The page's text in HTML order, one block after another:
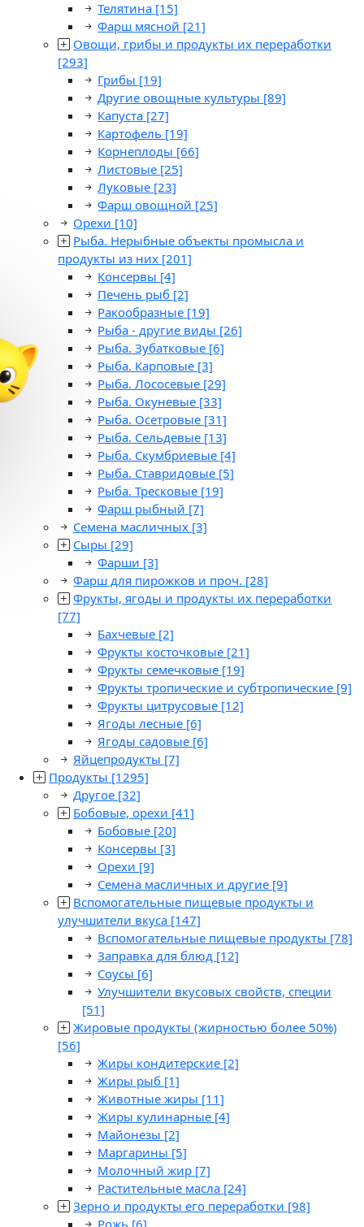
Телятина [15]
Фарш мясной [21]
Овощи, грибы и продукты их переработки
[293]
Грибы [19]
Другие овощные культуры [89]
Капуста [27]
Картофель [19]
Корнеплоды [66]
Листовые [25]
Луковые [23]
Фарш овощной [25]
Орехи [10]
Рыба. Нерыбные объекты промысла и
продукты из них [201]
Консервы [4]
Печень рыб [2]
Ракообразные [19]
Рыба - другие виды [26]
Рыба. Зубатковые [6]
Рыба. Карповые [3]
Рыба. Лососевые [29]
Рыба. Окуневые [33]
Рыба. Осетровые [31]
Рыба. Сельдевые [13]
Рыба. Скумбриевые [4]
Рыба. Ставридовые [5]
Рыба. Тресковые [19]
Фарш рыбный [7]
Семена масличных [3]
Сыры [29]
Фарши [3]
Фарш для пирожков и проч. [28]
Фрукты, ягоды и продукты их переработки
[77]
Бахчевые [2]
Фрукты косточковые [21]
Фрукты семечковые [19]
Фрукты тропические и субтропические [9]
Фрукты цитрусовые [12]
Ягоды лесные [6]
Ягоды садовые [6]
Яйцепродукты [7]
Продукты [1295]
Другое [32]
Бобовые, орехи [41]
Бобовые [20]
Консервы [3]
Орехи [9]
Семена масличных и другие [9]
Вспомогательные пищевые продукты и
улучшители вкуса [147]
Вспомогательные пищевые продукты [78]
Заправка для блюд [12]
Соусы [6]
Улучшители вкусовых свойств, специи
[51]
Жировые продукты (жирностью более 50%)
[56]
Жиры кондитерские [2]
Жиры рыб [1]
Животные жиры [11]
Жиры кулинарные [4]
Майонезы [2]
Маргарины [5]
Молочный жир [7]
Растительные масла [24]
Зерно и продукты его переработки [98]